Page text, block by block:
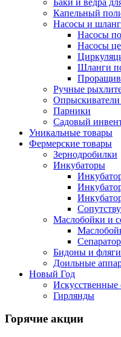
Капельный
Насосы и
Насосы
Насосы
Шланги
Ручные
Опрыскиватели
Парники
Садовый
Уникальные товары
Фермерские товары
Зернодробилки
Инкубаторы
Маслобойки и
Бидоны и фляги
Доильные
Новый Год
Искусственные
Гирлянды
Горячие акции